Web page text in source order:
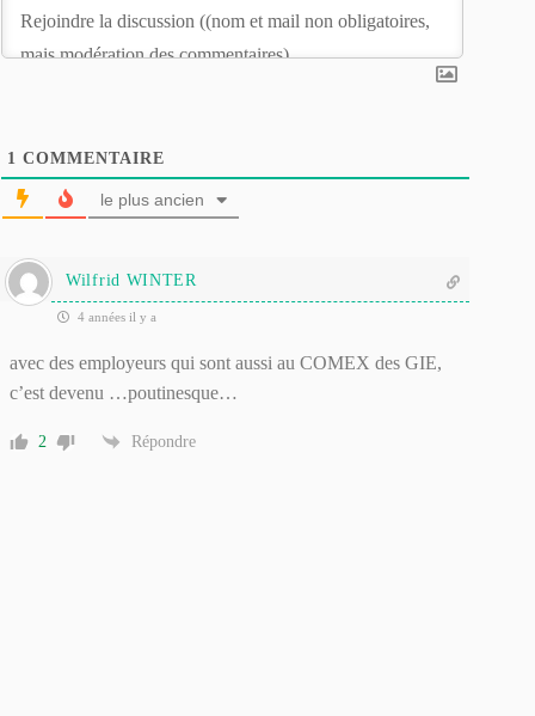
1 COMMENTAIRE
le plus ancien
Wilfrid WINTER
4 années il y a
avec des employeurs qui sont aussi au COMEX des GIE,
c’est devenu …poutinesque…
2 Répondre